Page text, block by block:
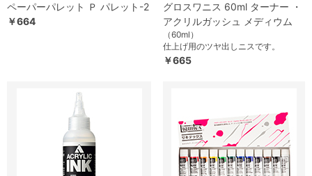
ペーパーパレット Ｐ パレット-2
￥664
グロスワニス 60ml ターナー ・
アクリルガッシュ メディウム
（60ml）
仕上げ用のツヤ出しニスです。
￥665